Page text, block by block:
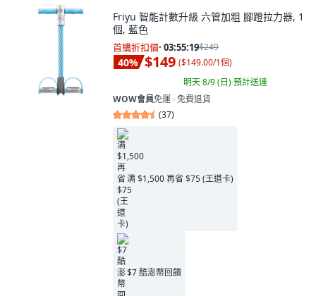
Friyu 智能計數升級 六管加粗 腳蹬拉力器, 1
個, 藍色
首購折扣價· 03:55:18$249
40% $149 ($149.00/1個)
明天 8/9 (日)預計送達
WOW會員免運 ∙ 免費退貨
(37)
满 $1,500 再省 $75 (王道卡)
$7 酷澎幣回饋